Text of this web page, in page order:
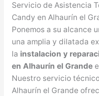
Servicio de Asistencia
Candy en Alhaurín el
Ponemos a su alcance
una amplia y dilatada
la instalacion y
en Alhaurín el Grande
Nuestro servicio
Alhaurín el Grande